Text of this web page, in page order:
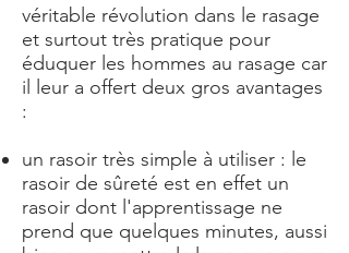
véritable révolution dans le rasage
et surtout très pratique pour
éduquer les hommes au rasage car
il leur a offert deux gros avantages
:
un rasoir très simple à utiliser : le
rasoir de sûreté est en effet un
rasoir dont l'apprentissage ne
prend que quelques minutes, aussi